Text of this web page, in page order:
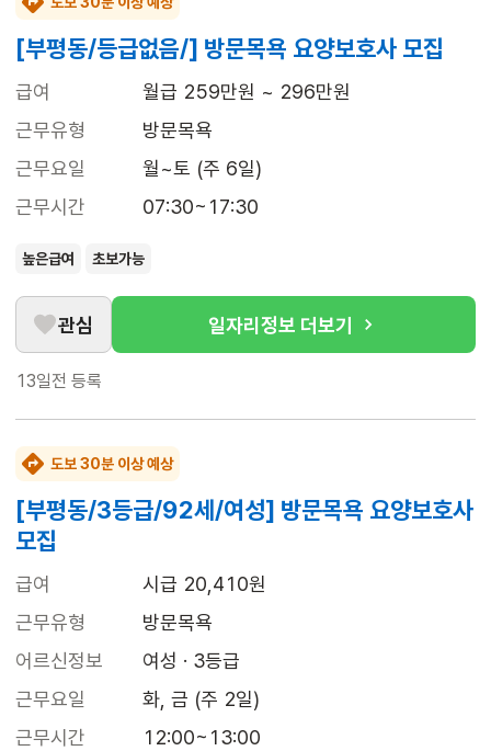
[부평동/등급없음/] 방문목욕 요양보호사 모집
급여
월급 259만원 ~ 296만원
근무유형
방문목욕
근무요일
월~토 (주 6일)
근무시간
07:30~17:30
높은급여 초보가능
관심 일자리정보 더보기
13일전 등록
도보 30분 이상 예상
[부평동/3등급/92세/여성] 방문목욕 요양보호사
모집
급여
시급 20,410원
근무유형
방문목욕
어르신정보
여성 · 3등급
근무요일
화, 금 (주 2일)
근무시간
12:00~13:00